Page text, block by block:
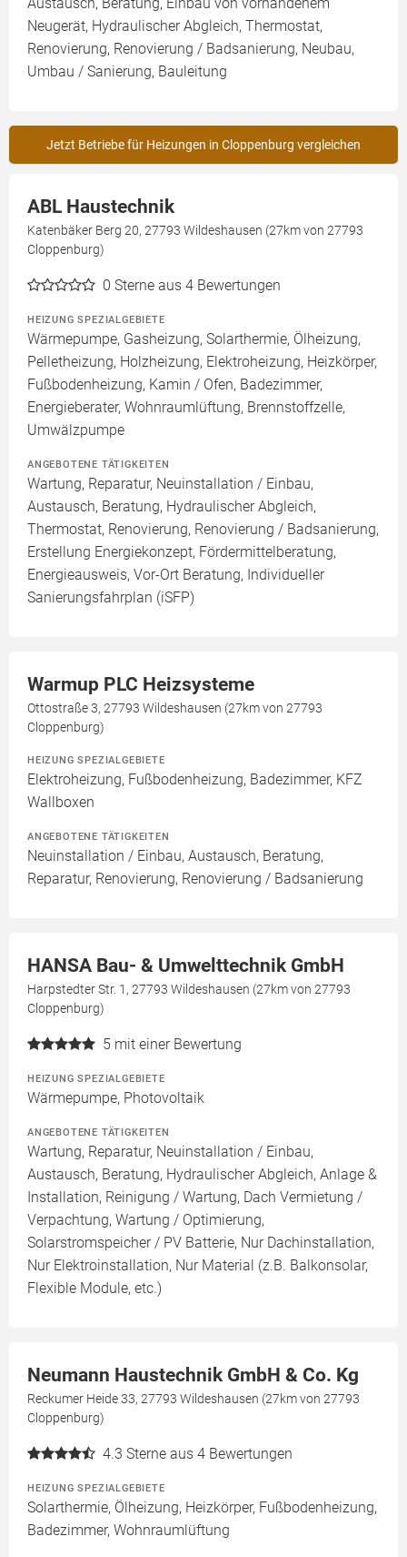
Neugerät, Hydraulischer Abgleich, Thermostat,
Renovierung, Renovierung / Badsanierung, Neubau,
Umbau / Sanierung, Bauleitung
Jetzt Betriebe für Heizungen in Cloppenburg vergleichen
ABL Haustechnik
Katenbäker Berg 20, 27793 Wildeshausen (27km von 27793
Cloppenburg)
0 Sterne aus 4 Bewertungen
HEIZUNG SPEZIALGEBIETE
Wärmepumpe, Gasheizung, Solarthermie, Ölheizung,
Pelletheizung, Holzheizung, Elektroheizung, Heizkörper,
Fußbodenheizung, Kamin / Ofen, Badezimmer,
Energieberater, Wohnraumlüftung, Brennstoffzelle,
Umwälzpumpe
ANGEBOTENE TÄTIGKEITEN
Wartung, Reparatur, Neuinstallation / Einbau,
Austausch, Beratung, Hydraulischer Abgleich,
Thermostat, Renovierung, Renovierung / Badsanierung,
Erstellung Energiekonzept, Fördermittelberatung,
Energieausweis, Vor-Ort Beratung, Individueller
Sanierungsfahrplan (iSFP)
Warmup PLC Heizsysteme
Ottostraße 3, 27793 Wildeshausen (27km von 27793
Cloppenburg)
HEIZUNG SPEZIALGEBIETE
Elektroheizung, Fußbodenheizung, Badezimmer, KFZ
Wallboxen
ANGEBOTENE TÄTIGKEITEN
Neuinstallation / Einbau, Austausch, Beratung,
Reparatur, Renovierung, Renovierung / Badsanierung
HANSA Bau- & Umwelttechnik GmbH
Harpstedter Str. 1, 27793 Wildeshausen (27km von 27793
Cloppenburg)
5 mit einer Bewertung
HEIZUNG SPEZIALGEBIETE
Wärmepumpe, Photovoltaik
ANGEBOTENE TÄTIGKEITEN
Wartung, Reparatur, Neuinstallation / Einbau,
Austausch, Beratung, Hydraulischer Abgleich, Anlage &
Installation, Reinigung / Wartung, Dach Vermietung /
Verpachtung, Wartung / Optimierung,
Solarstromspeicher / PV Batterie, Nur Dachinstallation,
Nur Elektroinstallation, Nur Material (z.B. Balkonsolar,
Flexible Module, etc.)
Neumann Haustechnik GmbH & Co. Kg
Reckumer Heide 33, 27793 Wildeshausen (27km von 27793
Cloppenburg)
4.3 Sterne aus 4 Bewertungen
HEIZUNG SPEZIALGEBIETE
Solarthermie, Ölheizung, Heizkörper, Fußbodenheizung,
Badezimmer, Wohnraumlüftung